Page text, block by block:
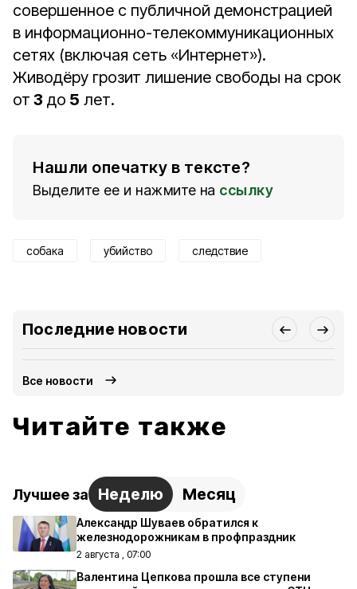
совершенное с публичной демонстрацией
в информационно-телекоммуникационных
сетях (включая сеть «Интернет»).
Живодёру грозит лишение свободы на срок
от 3 до 5 лет.
Нашли опечатку в тексте?
Выделите ее и нажмите на ссылку
собака убийство следствие
Последние новости
Все новости
Читайте также
Лучшее за Неделю Месяц
Александр Шуваев обратился к
железнодорожникам в профпраздник
2 августа , 07:00
Валентина Цепкова прошла все ступени